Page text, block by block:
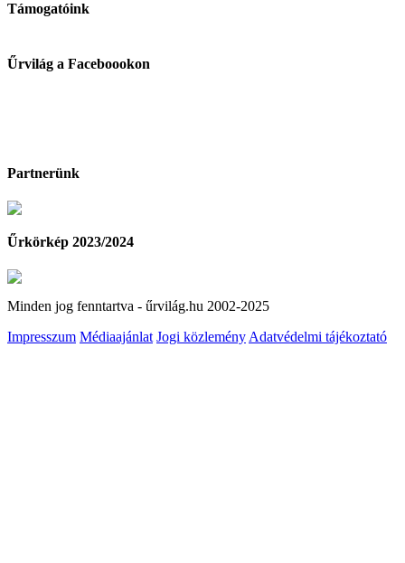
Támogatóink
Űrvilág a Faceboookon
Partnerünk
Űrkörkép 2023/2024
Minden jog fenntartva - űrvilág.hu 2002-2025
Impresszum Médiaajánlat Jogi közlemény Adatvédelmi tájékoztató